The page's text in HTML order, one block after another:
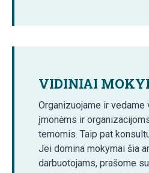
VIDINIAI
Organizuojame ir
įmonėms ir
temomis. Taip pat
Jei domina mokymai šia
darbuotojams, prašome